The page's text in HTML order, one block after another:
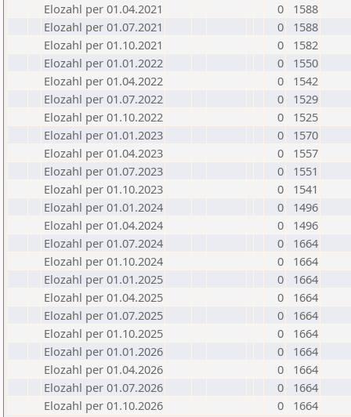
Elozahl per 01.04.2021 0
1588
Elozahl per 01.07.2021
0
1588
Elozahl per 01.10.2021
0
1582
Elozahl per 01.01.2022
0
1550
Elozahl per 01.04.2022
0
1542
Elozahl per 01.07.2022
0
1529
Elozahl per 01.10.2022
0
1525
Elozahl per 01.01.2023
0
1570
Elozahl per 01.04.2023
0
1557
Elozahl per 01.07.2023
0
1551
Elozahl per 01.10.2023
0
1541
Elozahl per 01.01.2024
0
1496
Elozahl per 01.04.2024
0
1496
Elozahl per 01.07.2024
0
1664
Elozahl per 01.10.2024
0
1664
Elozahl per 01.01.2025
0
1664
Elozahl per 01.04.2025
0
1664
Elozahl per 01.07.2025
0
1664
Elozahl per 01.10.2025
0
1664
Elozahl per 01.01.2026
0
1664
Elozahl per 01.04.2026
0
1664
Elozahl per 01.07.2026
0
1664
Elozahl per 01.10.2026
0 1664